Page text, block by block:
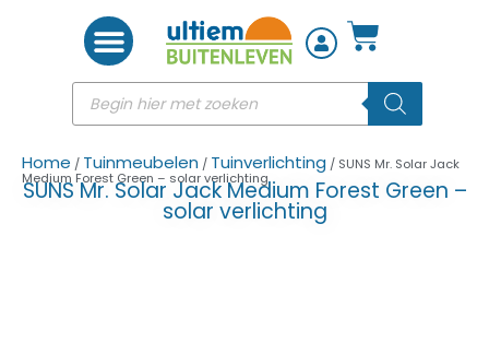
Home / Tuinmeubelen / Tuinverlichting / SUNS Mr. Solar Jack
Medium Forest Green – solar verlichting
SUNS Mr. Solar Jack Medium Forest Green –
solar verlichting